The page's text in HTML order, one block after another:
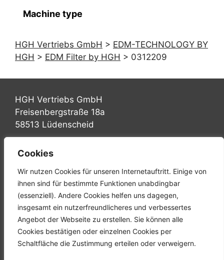
Cookies
Wir nutzen Cookies für unseren Internetauftritt. Einige von
ihnen sind für bestimmte Funktionen unabdingbar
(essenziell). Andere Cookies helfen uns dagegen,
insgesamt ein nutzerfreundlicheres und verbessertes
Angebot der Webseite zu erstellen. Sie können alle
Cookies bestätigen oder einzelnen Cookies per
Schaltfläche die Zustimmung erteilen oder verweigern.
Machine type
HGH Vertriebs GmbH > EDM-TECHNOLOGY BY
HGH > EDM Filter by HGH > 0312209
HGH Vertriebs GmbH
Freisenbergstraße 18a
58513 Lüdenscheid
Tel.: +49 (0) 2351 947570
Mail: info@hgh-luedenscheid.de
Startseite
Unternehmen
Karriere
Downloads